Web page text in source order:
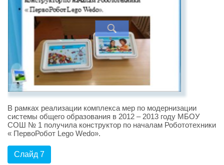
В рамках реализации комплекса мер по модернизации
системы общего образования в 2012 – 2013 году МБОУ
СОШ № 1 получила конструктор по началам Робототехники
« ПервоРобот Lego Wedo».
Слайд 7